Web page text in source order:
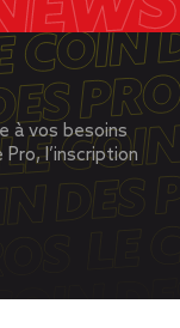
à vos besoins
l’inscription